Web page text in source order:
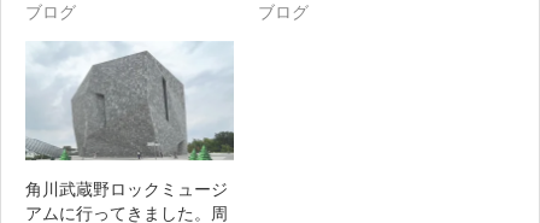
ブログ
ブログ
角川武蔵野ロックミュージ
アムに行ってきました。周